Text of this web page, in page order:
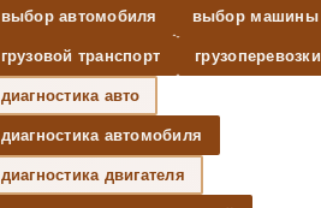
выбор автомобиля выбор машины
грузовой транспорт грузоперевозки
диагностика авто
диагностика автомобиля
диагностика двигателя